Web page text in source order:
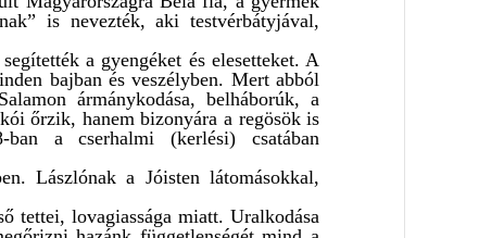
is nevezték, aki testvérbátyjával,
a gyengéket és elesetteket. A
bajban és veszélyben. Mert abból
ármánykodása, belháborúk, a
őrzik, hanem bizonyára a regösök is
a cserhalmi (kerlési) csatában
Lászlónak a Jóisten látomásokkal,
tettei, lovagiassága miatt. Uralkodása